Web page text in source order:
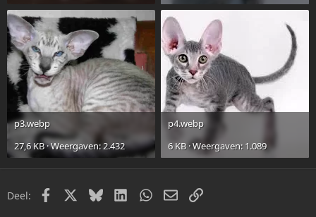
p3.webp
27,6 KB · Weergaven: 2.432
p4.webp
6 KB · Weergaven: 1.089
Deel: Facebook BlueskyLinkedInWhatsApp
E-mailLink